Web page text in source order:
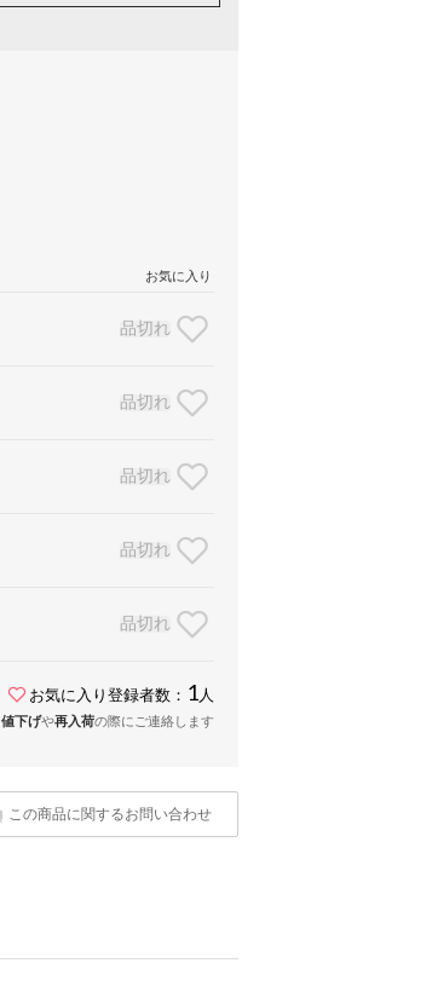
お気に入り
品切れ
品切れ
品切れ
品切れ
品切れ
お気に入り登録者数： 1 人
値下げや再入荷の際にご連絡します
この商品に関するお問い合わせ